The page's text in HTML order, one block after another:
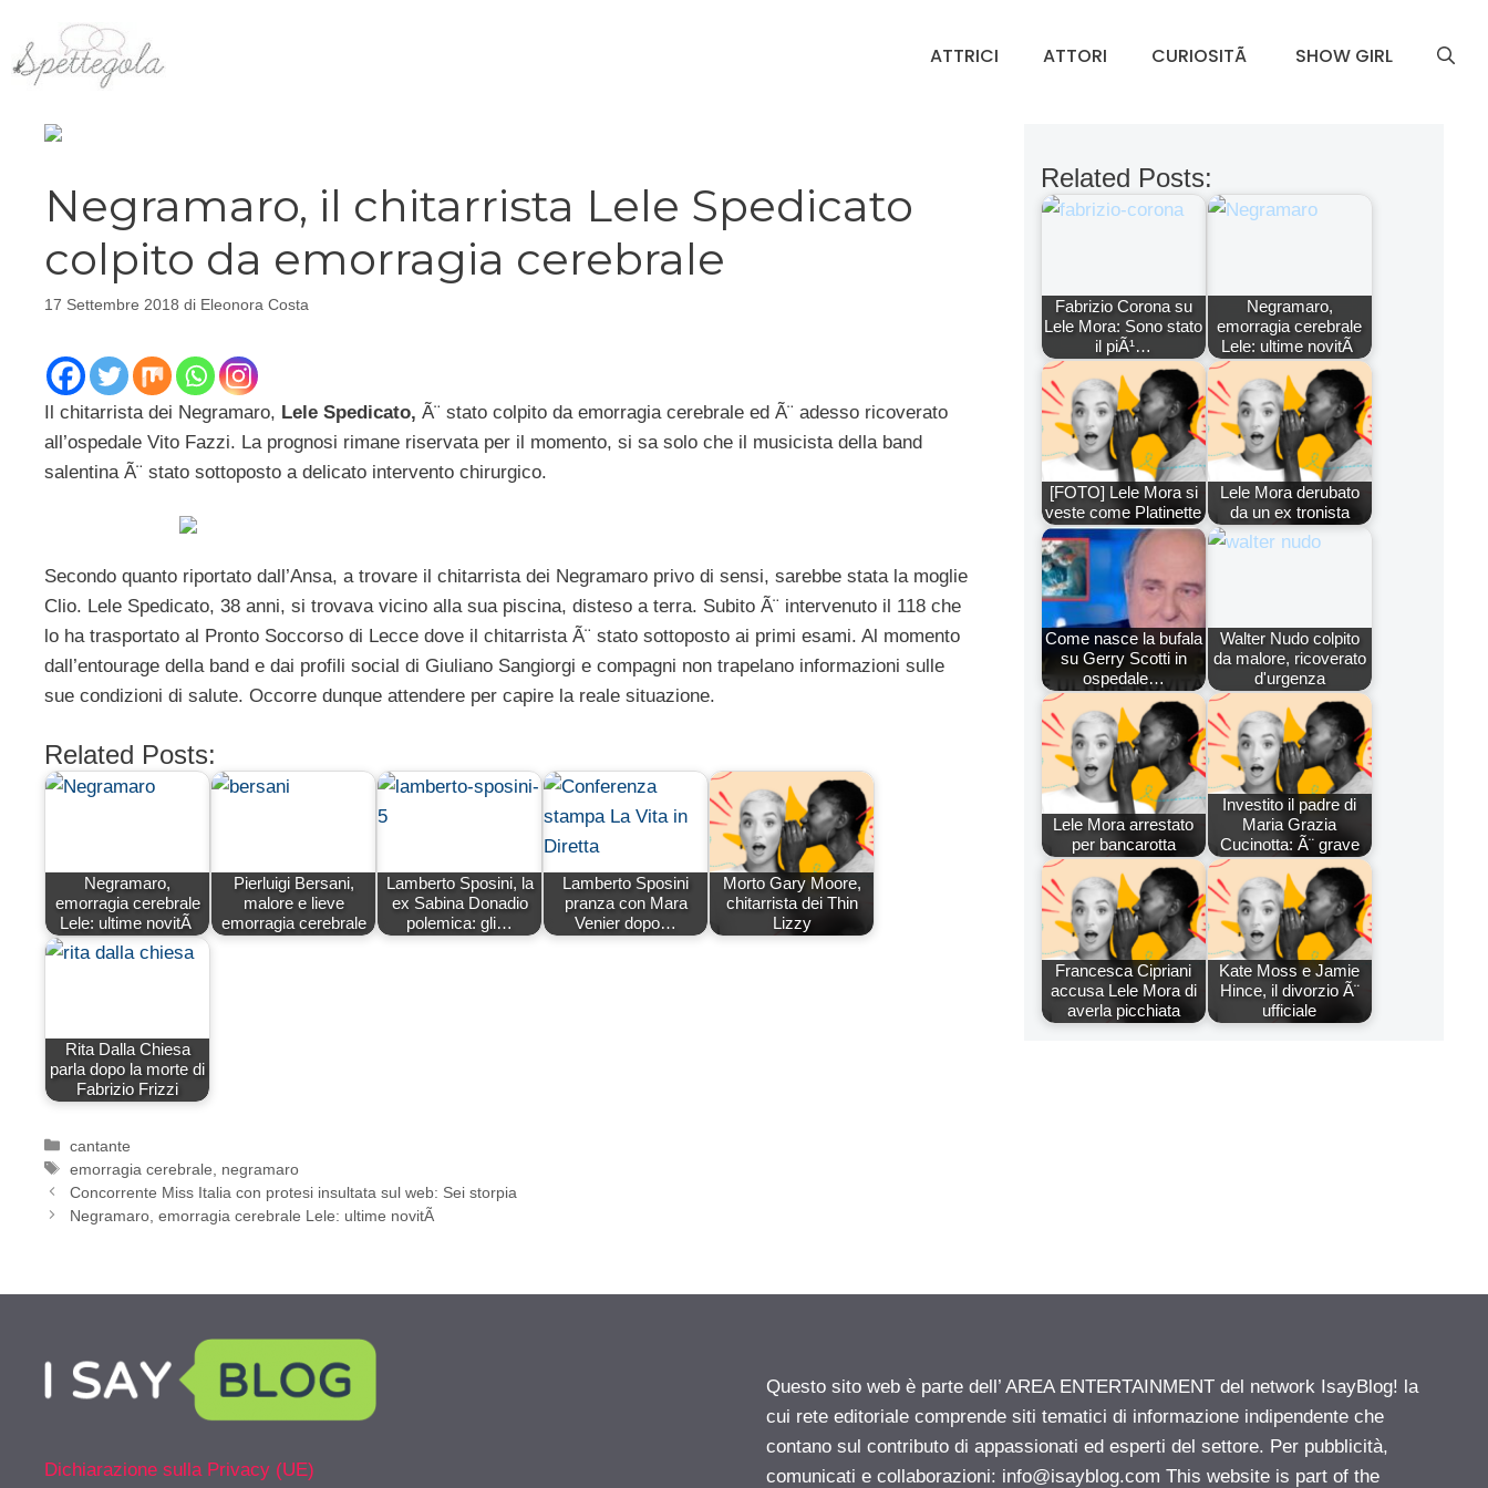
contenuto
ATTRICI ATTORI CURIOSITÃ SHOW GIRL
Negramaro, il chitarrista Lele Spedicato
colpito da emorragia cerebrale
17 Settembre 2018 di Eleonora Costa
Il chitarrista dei Negramaro, Lele Spedicato, Ã¨ stato colpito da emorragia cerebrale ed Ã¨ adesso ricoverato
all’ospedale Vito Fazzi. La prognosi rimane riservata per il momento, si sa solo che il musicista della band
salentina Ã¨ stato sottoposto a delicato intervento chirurgico.
Secondo quanto riportato dall’Ansa, a trovare il chitarrista dei Negramaro privo di sensi, sarebbe stata la moglie
Clio. Lele Spedicato, 38 anni, si trovava vicino alla sua piscina, disteso a terra. Subito Ã¨ intervenuto il 118 che
lo ha trasportato al Pronto Soccorso di Lecce dove il chitarrista Ã¨ stato sottoposto ai primi esami. Al momento
dall’entourage della band e dai profili social di Giuliano Sangiorgi e compagni non trapelano informazioni sulle
sue condizioni di salute. Occorre dunque attendere per capire la reale situazione.
Related Posts:
Negramaro,
emorragia cerebrale
Lele: ultime novitÃ
Pierluigi Bersani,
malore e lieve
emorragia cerebrale
Lamberto Sposini, la
ex Sabina Donadio
polemica: gli…
Lamberto Sposini
pranza con Mara
Venier dopo…
Morto Gary Moore,
chitarrista dei Thin
Lizzy
Rita Dalla Chiesa
parla dopo la morte di
Fabrizio Frizzi
Categorie
cantante
Tag
emorragia cerebrale
negramaro
Concorrente Miss Italia con protesi insultata sul web: Sei storpia
Negramaro, emorragia cerebrale Lele: ultime novitÃ
Related Posts:
Fabrizio Corona su
Lele Mora: Sono stato
il piÃ¹…
Negramaro,
emorragia cerebrale
Lele: ultime novitÃ
[FOTO] Lele Mora si
veste come Platinette
Lele Mora derubato
da un ex tronista
Come nasce la bufala
su Gerry Scotti in
ospedale…
Walter Nudo colpito
da malore, ricoverato
d'urgenza
Lele Mora arrestato
per bancarotta
Investito il padre di
Maria Grazia
Cucinotta: Ã¨ grave
Francesca Cipriani
accusa Lele Mora di
averla picchiata
Kate Moss e Jamie
Hince, il divorzio Ã¨
ufficiale
Dichiarazione sulla Privacy (UE)
Questo sito web è parte dell’ AREA ENTERTAINMENT del network IsayBlog! la
cui rete editoriale comprende siti tematici di informazione indipendente che
contano sul contributo di appassionati ed esperti del settore. Per pubblicità,
comunicati e collaborazioni: info@isayblog.com This website is part of the